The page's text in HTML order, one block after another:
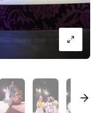
so)
26.01.2027
Ausverkauft